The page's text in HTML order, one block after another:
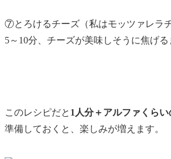
⑦とろけるチーズ（私はモッツァレラ
5～10分、チーズが美味しそうに焦げる
このレシピだと 1人分＋アルファくら
準備しておくと、楽しみが増えます。